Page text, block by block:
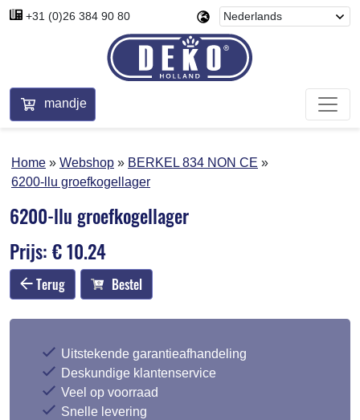
+31 (0)26 384 90 80
mandje
Home Webshop
BERKEL 834 NON CE
6200-llu groefkogellager
6200-llu groefkogellager
Prijs: € 10.24
Terug Bestel
Uitstekende garantieafhandeling
Deskundige klantenservice
Veel op voorraad
Snelle levering